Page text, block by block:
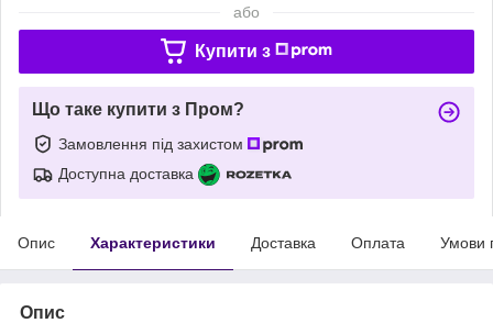
або
Купити з
Що таке купити з Пром?
Замовлення під захистом
Доступна доставка
Опис Характеристики Доставка Оплата Умови
Опис